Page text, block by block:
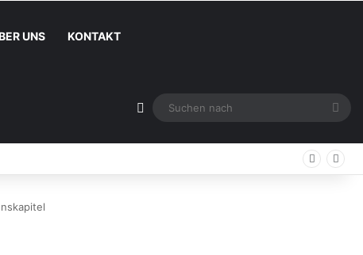
UNS KONTAKT
Sidebar